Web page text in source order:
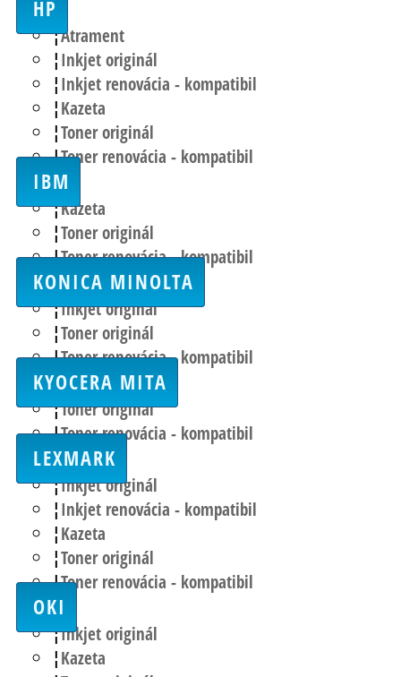
HP
Atrament
Inkjet originál
Inkjet renovácia - kompatibil
Kazeta
Toner originál
Toner renovácia - kompatibil
IBM
Kazeta
Toner originál
Toner renovácia - kompatibil
KONICA MINOLTA
Inkjet originál
Toner originál
Toner renovácia - kompatibil
KYOCERA MITA
Toner originál
Toner renovácia - kompatibil
LEXMARK
Inkjet originál
Inkjet renovácia - kompatibil
Kazeta
Toner originál
Toner renovácia - kompatibil
OKI
Inkjet originál
Kazeta